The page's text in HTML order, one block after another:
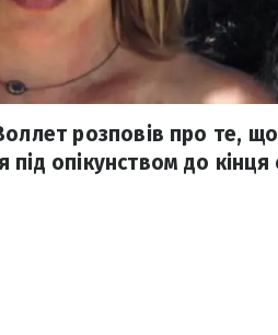
розповів про те,
опікунством до